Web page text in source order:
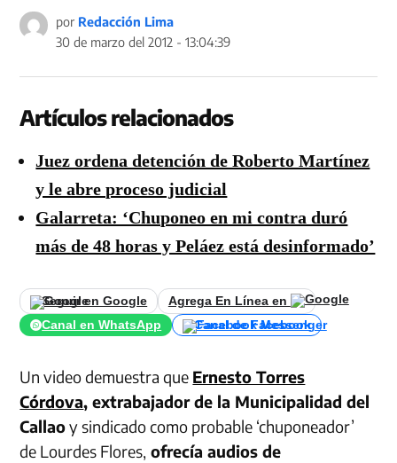
por Redacción Lima
30 de marzo del 2012 - 13:04:39
Artículos relacionados
Juez ordena detención de Roberto Martínez
y le abre proceso judicial
Galarreta: ‘Chuponeo en mi contra duró
más de 48 horas y Peláez está desinformado’
Seguir en Google
Agrega En Línea en
Canal en WhatsApp
Canal de Facebook
Un video demuestra que Ernesto Torres
Córdova, extrabajador de la Municipalidad del
Callaoy sindicado como probable ‘chuponeador’
de Lourdes Flores, ofrecía audios de